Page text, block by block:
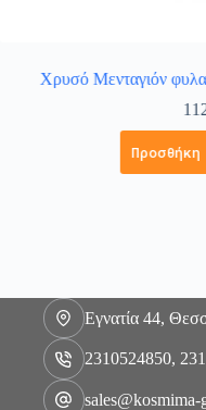
Χρυσό Μενταγιόν
Εγνατία 44,
2310524850,